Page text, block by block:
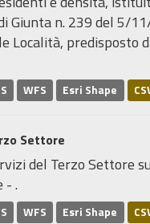
Giunta n. 239 del 5/
Località, predisposto
WFS Esri Shape
Settore
del Terzo Settore
- .
WFS Esri Shape